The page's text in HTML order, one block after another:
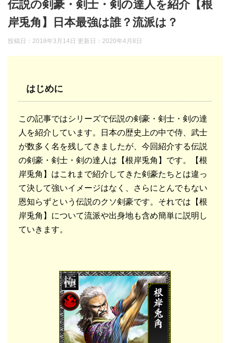
伝説の剣豪・剣士・剣の達人を紹介【根
岸兎角】日本最強は誰？流派は？
投稿日：2018年3月14日 更新日： 2020年4月8日
はじめに
この記事ではシリーズで伝説の剣豪・剣士・剣の達
人を紹介しています。日本の歴史上の中で侍、武士
が数多く名を残してきましたが、今回紹介する伝説
の剣豪・剣士・剣の達人は【根岸兎角】です。【根
岸兎角】はこれまで紹介してきた剣豪たちとは違っ
て決して強いイメージはなく、さらにとんでもない
恩知らずという伝説のクソ剣豪です。それでは【根
岸兎角】について流派や出身地も含め簡単に説明し
ていきます。